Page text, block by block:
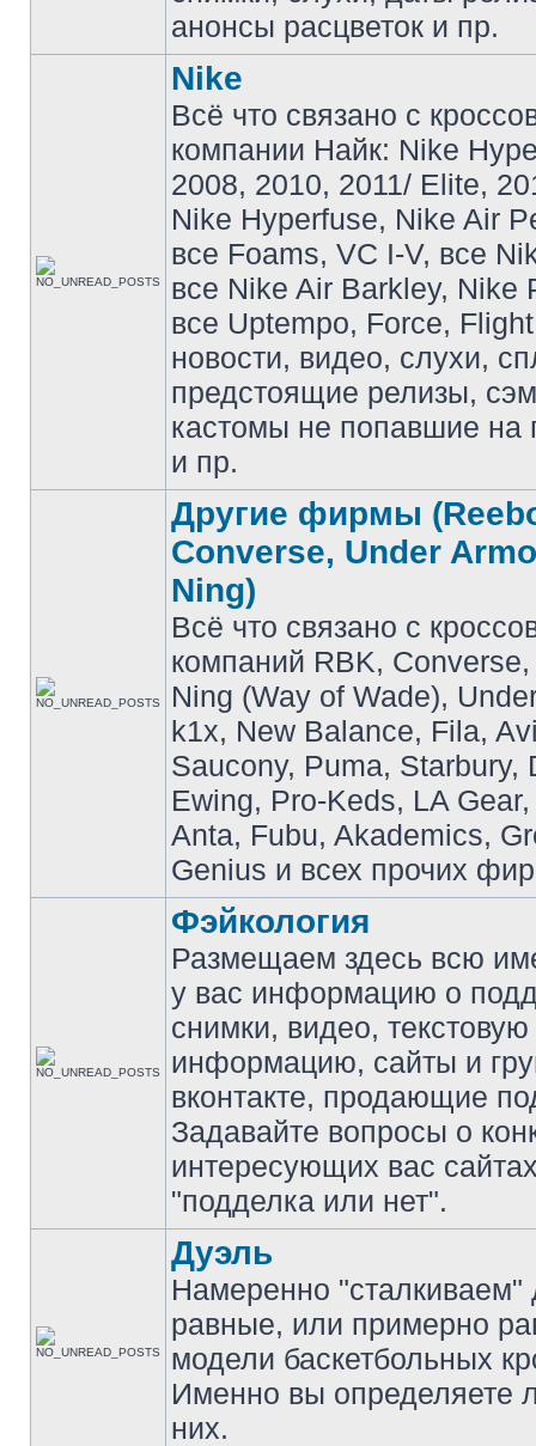
анонсы расцветок и пр.
Nike
Всё что связано с
компании Найк: Nike
2008, 2010, 2011/ Elite,
Nike Hyperfuse, Nike Air
все Foams, VC I-V, все
все Nike Air Barkley, Nike
все Uptempo, Force,
новости, видео, слухи,
предстоящие релизы,
кастомы не попавшие на
и пр.
Другие фирмы
Converse, Under
Ning)
Всё что связано с
компаний RBK,
Ning (Way of Wade),
k1x, New Balance, Fila,
Saucony, Puma, Starbury,
Ewing, Pro-Keds, LA
Anta, Fubu, Akademics,
Genius и всех прочих
Фэйкология
Размещаем здесь всю
у вас информацию о
снимки, видео, текстовую
информацию, сайты и
вконтакте, продающие
Задавайте вопросы о
интересующих вас
"подделка или нет".
Дуэль
Намеренно "сталкиваем"
равные, или примерно
модели баскетбольных
Именно вы определяете
них.